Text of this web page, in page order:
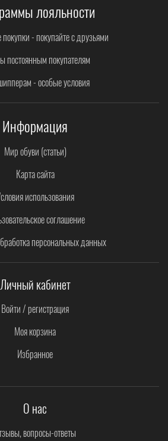
лояльности
- покупайте с друзьями
постоянным покупателям
- особые условия
Информация
Мир обуви (статьи)
Карта сайта
использования
соглашение
персональных данных
Личный кабинет
Войти / регистрация
Моя корзина
Избранное
О нас
вопросы-ответы